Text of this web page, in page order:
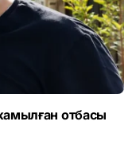
отбасы